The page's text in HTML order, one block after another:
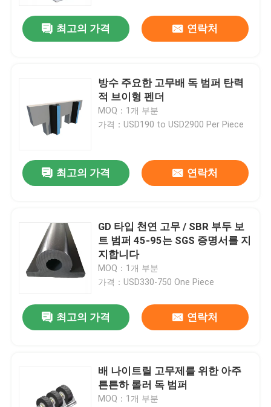
최고의 가격 연락처
방수 주요한 고무배 독 범퍼 탄력
적 브이형 펜더
MOQ：1개 부분
가격：USD190 to USD2900 Per Piece
최고의 가격 연락처
GD 타입 천연 고무 / SBR 부두 보
트 범퍼 45-95는 SGS 증명서를 지
지합니다
MOQ：1개 부분
가격：USD330-750 One Piece
최고의 가격 연락처
배 나이트릴 고무제를 위한 아주
튼튼하 롤러 독 범퍼
MOQ：1개 부분